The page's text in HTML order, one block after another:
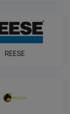
REESE